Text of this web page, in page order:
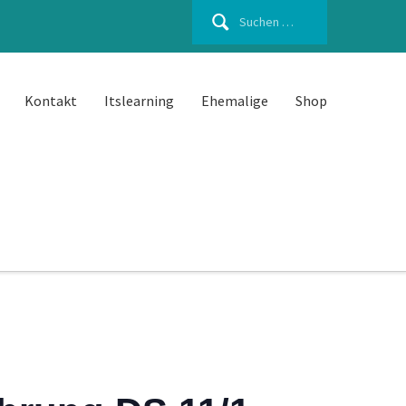
Suchen
Kontakt Itslearning Ehemalige Shop